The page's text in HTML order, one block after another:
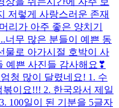
저렇게 사랑스러운 존재
리가 아주 좋은 양치기
너무 많은 분들이 예쁜 동
물로 아가시절 호박이 사
예쁜 사진들 감사해요❣
청 많이 달렸네요! 1. 수
이요!!! 2. 한국와서 제일
100일이 된 기분을 5글자